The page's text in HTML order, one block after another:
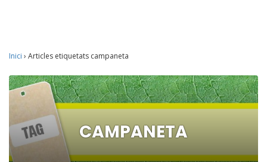
Inici › Articles etiquetats campaneta
CAMPANETA